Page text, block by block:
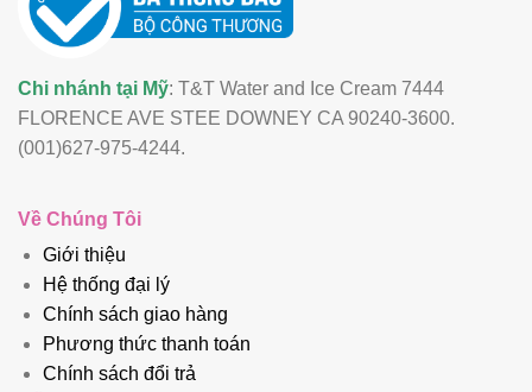
Chi nhánh tại Mỹ: T&T Water and Ice Cream 7444
FLORENCE AVE STEE DOWNEY CA 90240-3600.
(001)627-975-4244.
Về Chúng Tôi
Giới thiệu
Hệ thống đại lý
Chính sách giao hàng
Phương thức thanh toán
Chính sách đổi trả